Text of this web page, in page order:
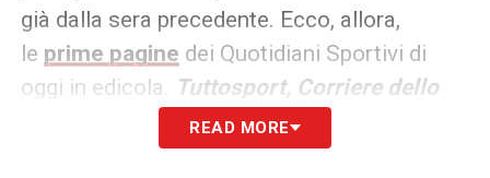
già dalla sera precedente. Ecco, allora,
le prime pagine dei Quotidiani Sportivi di
oggi in edicola.
Tuttosport, Corriere dello
Sport e La Gazzetta dello
rappresentano i principali quotidiani
READ MORE